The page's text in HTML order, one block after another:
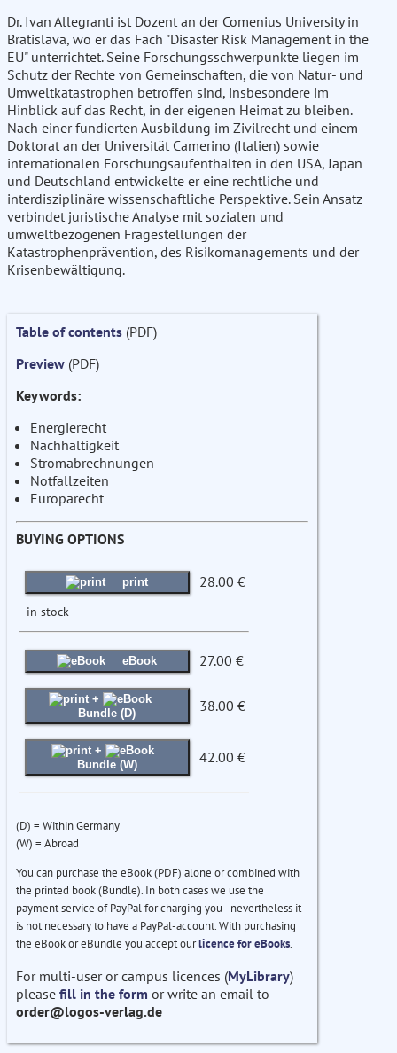
Dr. Ivan Allegranti ist Dozent an der Comenius University in
Bratislava, wo er das Fach "Disaster Risk Management in the
EU" unterrichtet. Seine Forschungsschwerpunkte liegen im
Schutz der Rechte von Gemeinschaften, die von Natur- und
Umweltkatastrophen betroffen sind, insbesondere im
Hinblick auf das Recht, in der eigenen Heimat zu bleiben.
Nach einer fundierten Ausbildung im Zivilrecht und einem
Doktorat an der Universität Camerino (Italien) sowie
internationalen Forschungsaufenthalten in den USA, Japan
und Deutschland entwickelte er eine rechtliche und
interdisziplinäre wissenschaftliche Perspektive. Sein Ansatz
verbindet juristische Analyse mit sozialen und
umweltbezogenen Fragestellungen der
Katastrophenprävention, des Risikomanagements und der
Krisenbewältigung.
Table of contents (PDF)
Preview (PDF)
Keywords:
Energierecht
Nachhaltigkeit
Stromabrechnungen
Notfallzeiten
Europarecht
BUYING OPTIONS
print 28.00 €
in stock
eBook 27.00 €
+
Bundle (D)
38.00 €
+
Bundle (W)
42.00 €
(D) = Within Germany
(W) = Abroad
You can purchase the eBook (PDF) alone or combined with
the printed book (Bundle). In both cases we use the
payment service of PayPal for charging you - nevertheless it
is not necessary to have a PayPal-account. With purchasing
the eBook or eBundle you accept ourlicence for eBooks.
For multi-user or campus licences (MyLibrary)
please fill in the form or write an email to
order@logos-verlag.de